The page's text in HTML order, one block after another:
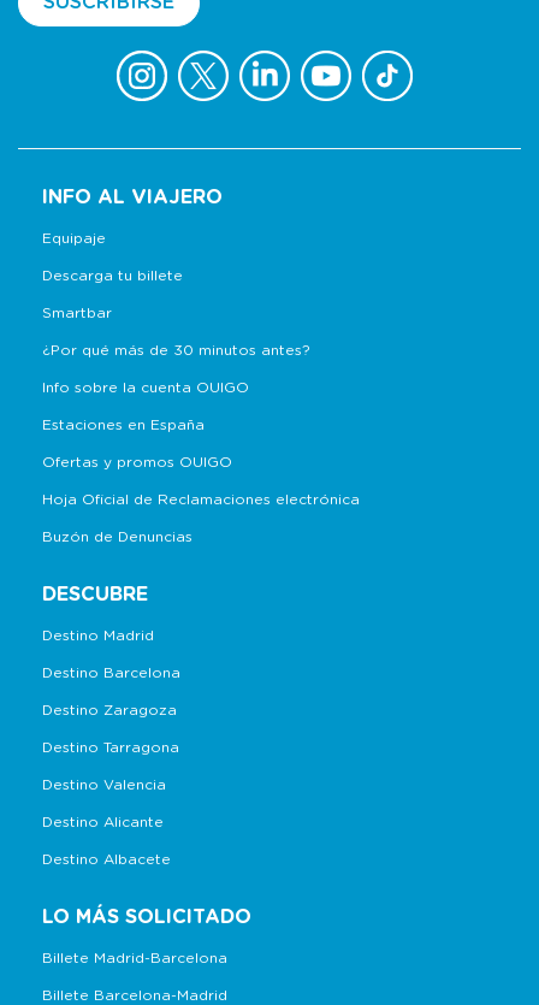
INFO AL VIAJERO
Equipaje
Descarga tu billete
Smartbar
¿Por qué más de 30 minutos antes?
Info sobre la cuenta OUIGO
Estaciones en España
Ofertas y promos OUIGO
Hoja Oficial de Reclamaciones electrónica
Buzón de Denuncias
DESCUBRE
Destino Madrid
Destino Barcelona
Destino Zaragoza
Destino Tarragona
Destino Valencia
Destino Alicante
Destino Albacete
LO MÁS SOLICITADO
Billete Madrid-Barcelona
Billete Barcelona-Madrid